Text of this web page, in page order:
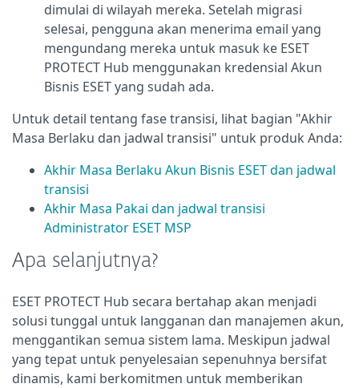
dimulai di wilayah mereka. Setelah migrasi
selesai, pengguna akan menerima email yang
mengundang mereka untuk masuk ke ESET
PROTECT Hub menggunakan kredensial Akun
Bisnis ESET yang sudah ada.
Untuk detail tentang fase transisi, lihat bagian "Akhir
Masa Berlaku dan jadwal transisi" untuk produk Anda:
Akhir Masa Berlaku Akun Bisnis ESET dan jadwal
transisi
Akhir Masa Pakai dan jadwal transisi
Administrator ESET MSP
Apa selanjutnya?
ESET PROTECT Hub secara bertahap akan menjadi
solusi tunggal untuk langganan dan manajemen akun,
menggantikan semua sistem lama. Meskipun jadwal
yang tepat untuk penyelesaian sepenuhnya bersifat
dinamis, kami berkomitmen untuk memberikan